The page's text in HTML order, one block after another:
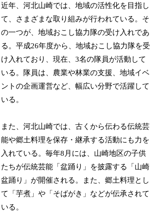
近年、河北山崎では、地域の活性化を目指し
て、さまざまな取り組みが行われている。そ
の一つが、地域おこし協力隊の受け入れであ
る。平成26年度から、地域おこし協力隊を受
け入れており、現在、3名の隊員が活動して
いる。隊員は、農業や林業の支援、地域イベ
ントの企画運営など、幅広い分野で活躍して
いる。
また、河北山崎では、古くから伝わる伝統芸
能や郷土料理を保存・継承する活動にも力を
入れている。毎年8月には、山崎地区の子供
たちが伝統芸能「盆踊り」を披露する「山崎
盆踊り」が開催される。また、郷土料理とし
て「芋煮」や「そばがき」などが伝承されて
いる。